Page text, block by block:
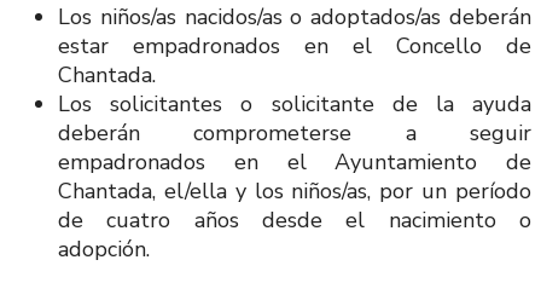
Los niños/as nacidos/as o adoptados/as deberán
estar empadronados en el Concello de
Chantada.
Los solicitantes o solicitante de la ayuda
deberán comprometerse a seguir
empadronados en el Ayuntamiento de
Chantada, el/ella y los niños/as, por un período
de cuatro años desde el nacimiento o
adopción.